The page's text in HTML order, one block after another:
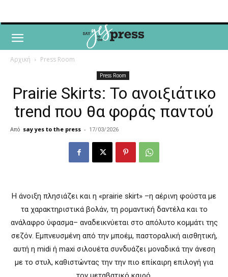
Αρχική Press Room
Press Room
Prairie Skirts: Το ανοιξιάτικο
trend που θα φοράς παντού
Από say yes to the press - 17/03/2026
Η άνοιξη πλησιάζει και η «prairie skirt» –η αέρινη φούστα με
τα χαρακτηριστικά βολάν, τη ρομαντική δαντέλα και το
ανάλαφρο ύφασμα– αναδεικνύεται στο απόλυτο κομμάτι της
σεζόν. Εμπνευσμένη από την μποέμ, παστοραλική αισθητική,
αυτή η midi ή maxi σιλουέτα συνδυάζει μοναδικά την άνεση
με το στυλ, καθιστώντας την την πιο επίκαιρη επιλογή για